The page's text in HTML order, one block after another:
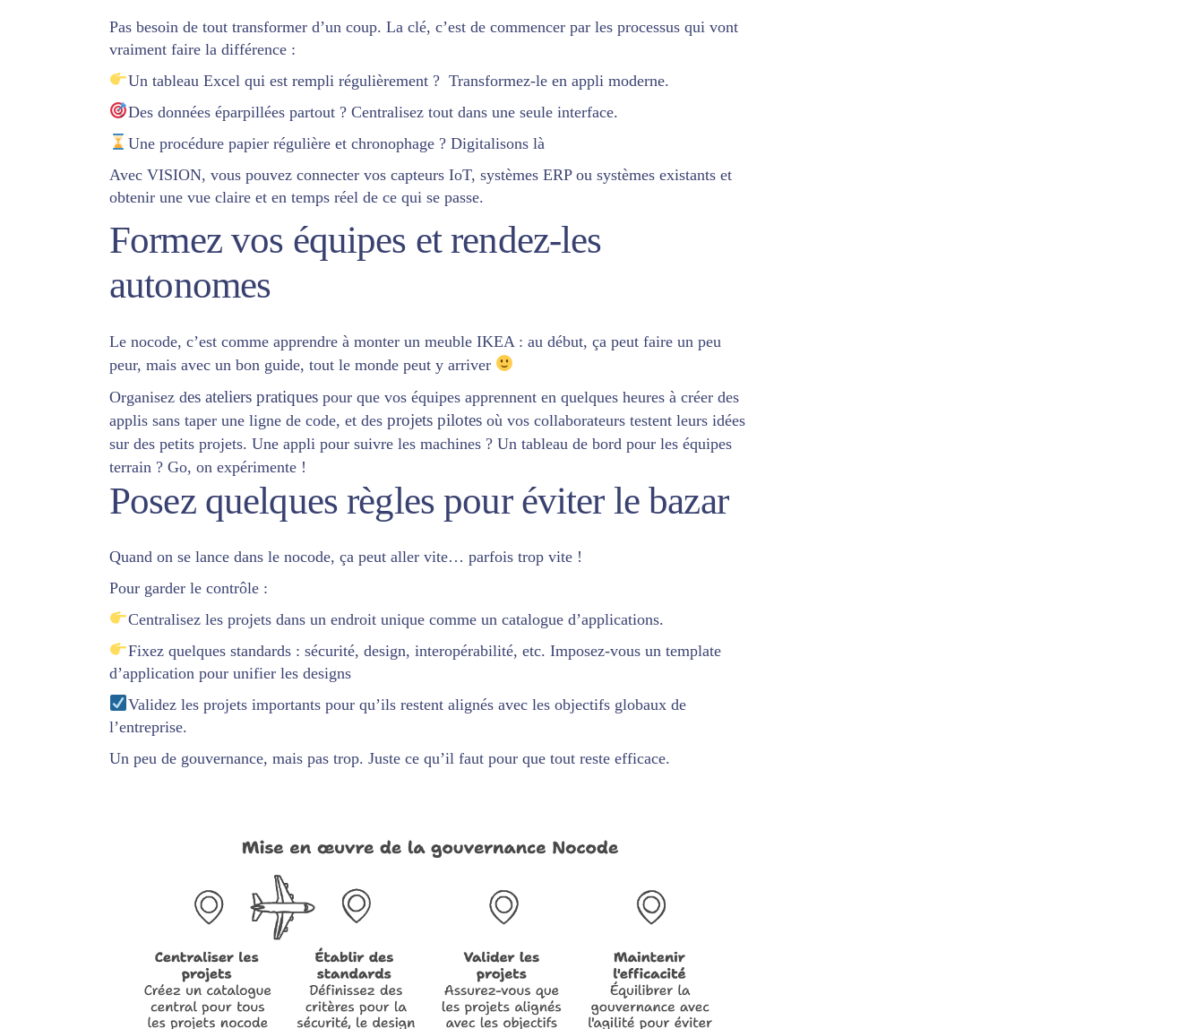
Pas besoin de tout transformer d’un coup. La clé, c’est de commencer par les processus qui vont
vraiment faire la différence :
Un tableau Excel qui est rempli régulièrement ? Transformez-le en appli moderne.
Des données éparpillées partout ? Centralisez tout dans une seule interface.
Une procédure papier régulière et chronophage ? Digitalisons là
Avec VISION, vous pouvez connecter vos capteurs IoT, systèmes ERP ou systèmes existants et
obtenir une vue claire et en temps réel de ce qui se passe.
Formez vos équipes et rendez-les
autonomes
Le nocode, c’est comme apprendre à monter un meuble IKEA : au début, ça peut faire un peu
peur, mais avec un bon guide, tout le monde peut y arriver
Organisez des ateliers pratiques pour que vos équipes apprennent en quelques heures à créer des
applis sans taper une ligne de code, et des projets pilotes où vos collaborateurs testent leurs idées
sur des petits projets. Une appli pour suivre les machines ? Un tableau de bord pour les équipes
terrain ? Go, on expérimente !
Posez quelques règles pour éviter le bazar
Quand on se lance dans le nocode, ça peut aller vite… parfois trop vite !
Pour garder le contrôle :
Centralisez les projets dans un endroit unique comme un catalogue d’applications.
Fixez quelques standards : sécurité, design, interopérabilité, etc. Imposez-vous un template
d’application pour unifier les designs
Validez les projets importants pour qu’ils restent alignés avec les objectifs globaux de
l’entreprise.
Un peu de gouvernance, mais pas trop. Juste ce qu’il faut pour que tout reste efficace.